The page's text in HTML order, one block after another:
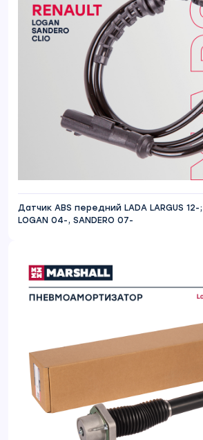
Датчик ABS передний LADA LARGUS 12-;
LOGAN 04-, SANDERO 07-